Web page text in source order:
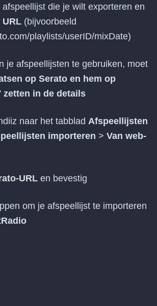
afspeellijst die je wilt exporteren en
URL (bijvoorbeeld
playlists/userID/mixDate)
je afspeellijsten te gebruiken, moet
op Serato en hem op
zetten in de details
naar het tabblad Afspeellijsten
importeren > Van web-
URL en bevestig
om je afspeellijst te importeren